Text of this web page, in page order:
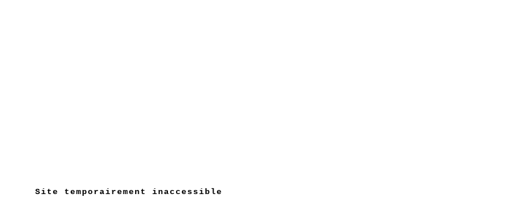
Site temporairement inaccessible